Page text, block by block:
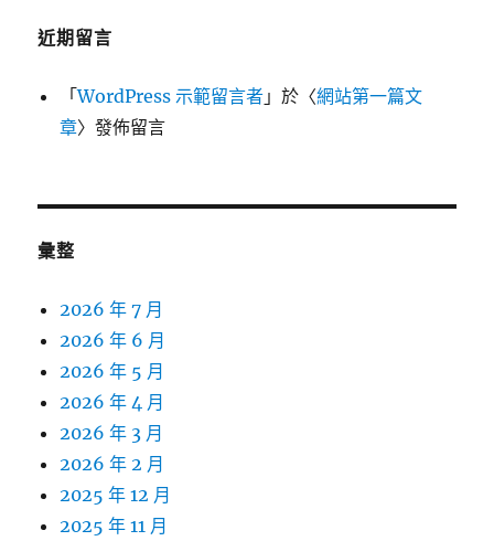
近期留言
「WordPress 示範留言者 」於〈網站第一篇文
章〉發佈留言
彙整
2026 年 7 月
2026 年 6 月
2026 年 5 月
2026 年 4 月
2026 年 3 月
2026 年 2 月
2025 年 12 月
2025 年 11 月